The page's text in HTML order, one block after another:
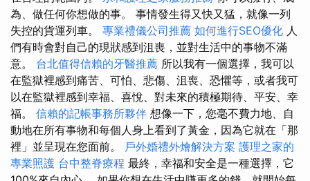
為、做任何你想做的事。 事情發生得又快又猛，就像一列
失控的貨運列車。 專業禮儀公司推薦 如何進行SEO優化 人
們有時會對自己的現狀感到沮喪，並對生活中的事物不滿
意。 台北值得信賴的牙醫推薦 所以我有一個選擇，我可以
在監獄裡感到痛苦、可怕、悲傷、沮喪、恐懼等，或者我可
以在監獄裡感到幸福、喜悅、對未來的積極期待、平安、幸
福。 信賴的記帳事務所夥伴 想像一下，您毫不費力地、自
動地在所有事物和每個人身上看到了黃金，因為它就在「那
裡」並呈現在您面前。 戶外婚禮外燴解決方案 護理之家的
專業照護 台中整脊療程 最終，幸福和安全是一種選擇，它